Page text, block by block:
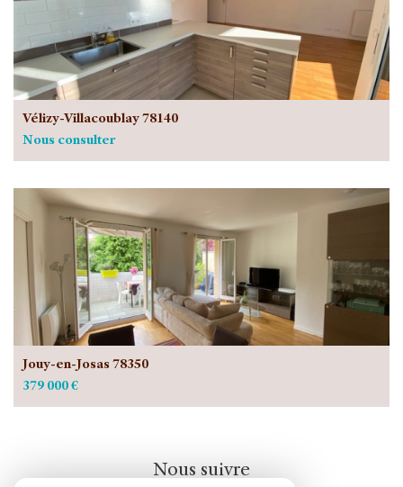
Vélizy-Villacoublay 78140
Nous consulter
Jouy-en-Josas 78350
379 000 €
Nous suivre